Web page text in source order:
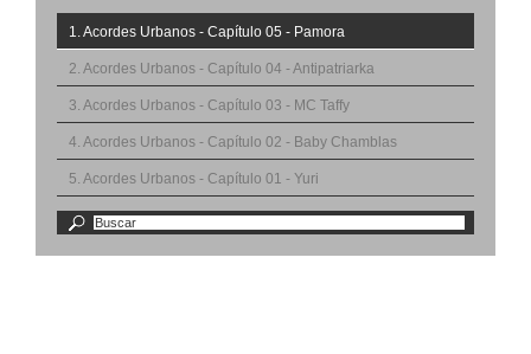
1. Acordes Urbanos - Capítulo 05 - Pamora
2. Acordes Urbanos - Capítulo 04 - Antipatriarka
3. Acordes Urbanos - Capítulo 03 - MC Taffy
4. Acordes Urbanos - Capítulo 02 - Baby Chamblas
5. Acordes Urbanos - Capítulo 01 - Yuri